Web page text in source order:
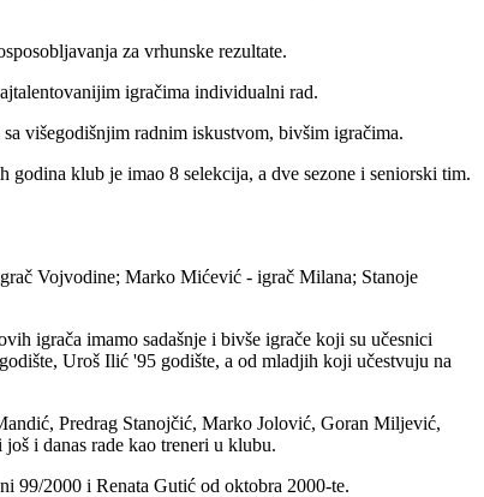
za vrhunske rezultate.
igračima individualni rad.
višegodišnjim radnim iskustvom, bivšim igračima.
klub je imao 8 selekcija, a dve sezone i seniorski tim.
Vojvodine; Marko Mićević - igrač Milana; Stanoje
igrača imamo sadašnje i bivše igrače koji su učesnici
Uroš Ilić '95 godište, a od mladjih koji učestvuju na
Predrag Stanojčić, Marko Jolović, Goran Miljević,
i danas rade kao treneri u klubu.
99/2000 i Renata Gutić od oktobra 2000-te.